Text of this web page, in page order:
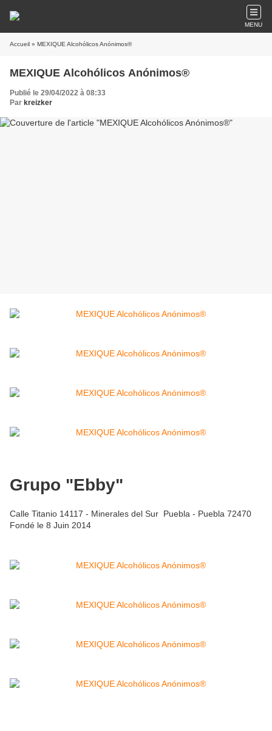
MENU
Accueil » MEXIQUE Alcohólicos Anónimos®
MEXIQUE Alcohólicos Anónimos®
Publié le 29/04/2022 à 08:33
Par kreizker
Grupo "Ebby"
Calle Titanio 14117 - Minerales del Sur Puebla - Puebla 72470
Fondé le 8 Juin 2014